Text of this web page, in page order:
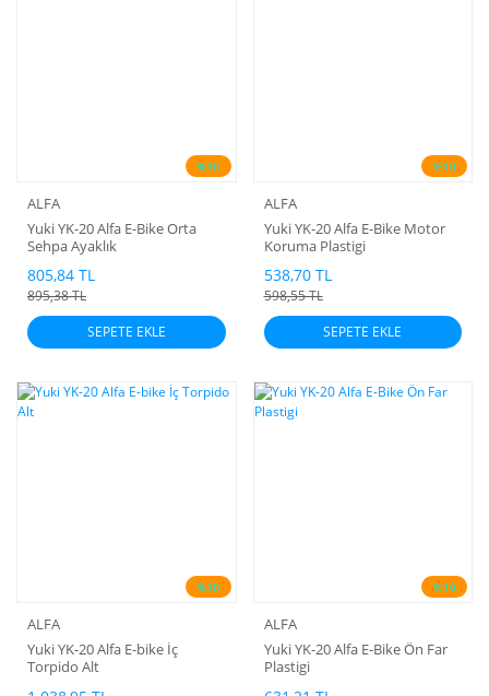
%10
ALFA
Yuki YK-20 Alfa E-Bike Orta
Sehpa Ayaklık
805,84 TL
895,38 TL
SEPETE EKLE
%10
ALFA
Yuki YK-20 Alfa E-Bike Motor
Koruma Plastigi
538,70 TL
598,55 TL
SEPETE EKLE
%10
ALFA
Yuki YK-20 Alfa E-bike İç
Torpido Alt
%10
ALFA
Yuki YK-20 Alfa E-Bike Ön Far
Plastigi